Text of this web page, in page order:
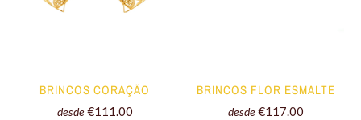
BRINCOS CORAÇÃO
desde €111.00
BRINCOS FLOR ESMALTE
desde €117.00